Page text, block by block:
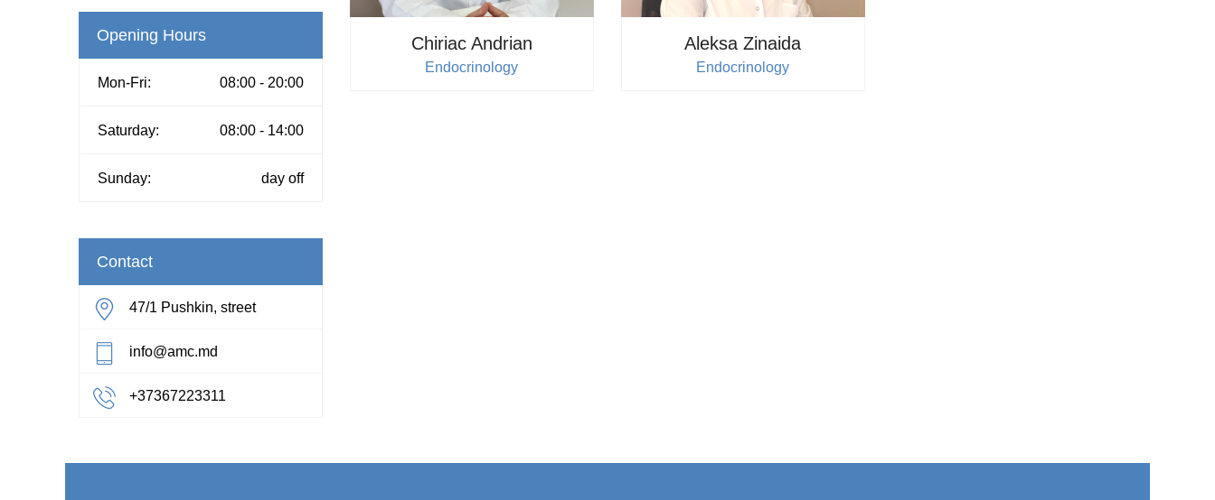
Chiriac Andrian
Endocrinology
Aleksa Zinaida
Endocrinology
Opening Hours
Mon-Fri: 08:00 - 20:00
Saturday: 08:00 - 14:00
Sunday: day off
Contact
47/1 Pushkin, street
info@amc.md
+37367223311